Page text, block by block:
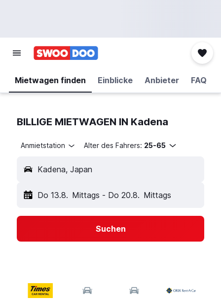
Mietwagen finden Einblicke Anbieter FAQ
BILLIGE MIETWAGEN IN Kadena
Anmietstation Alter des Fahrers: 25-65
Kadena, Japan
Do 13.8. Mittags - Do 20.8. Mittags
Suchen